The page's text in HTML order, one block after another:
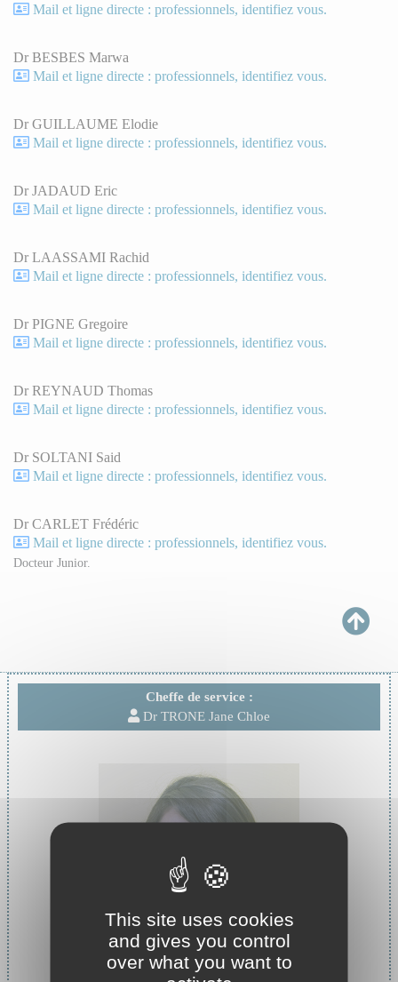
Cheffe de service :
Dr TRONE Jane Chloe
Mail et ligne directe : professionnels, identifiez vous.
Dr BESBES Marwa
Mail et ligne directe : professionnels, identifiez vous.
Dr GUILLAUME Elodie
Mail et ligne directe : professionnels, identifiez vous.
Dr JADAUD Eric
Mail et ligne directe : professionnels, identifiez vous.
Dr LAASSAMI Rachid
Mail et ligne directe : professionnels, identifiez vous.
Dr PIGNE Gregoire
Mail et ligne directe : professionnels, identifiez vous.
Dr REYNAUD Thomas
Mail et ligne directe : professionnels, identifiez vous.
Dr SOLTANI Said
Mail et ligne directe : professionnels, identifiez vous.
Dr CARLET Frédéric
Mail et ligne directe : professionnels, identifiez vous.
Docteur Junior.
This site uses cookies
and gives you control
over what you want to